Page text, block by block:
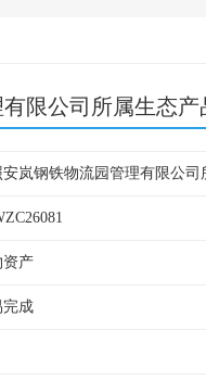
限公司所属生态产
安岚钢铁物流园管理有限公司
资产
完成